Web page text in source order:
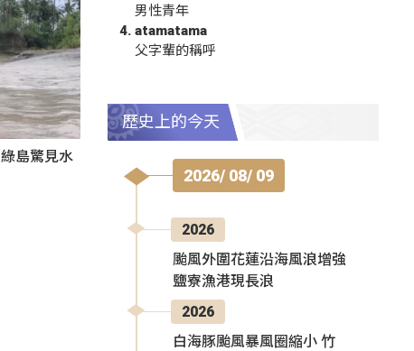
島驚見水
男性青年
atamatama
父字輩的稱呼
歷史上的今天
2026/ 08/ 09
2026
颱風外圍花蓮沿海風浪增強
鹽寮漁港現長浪
2026
白海豚颱風暴風圈縮小 竹